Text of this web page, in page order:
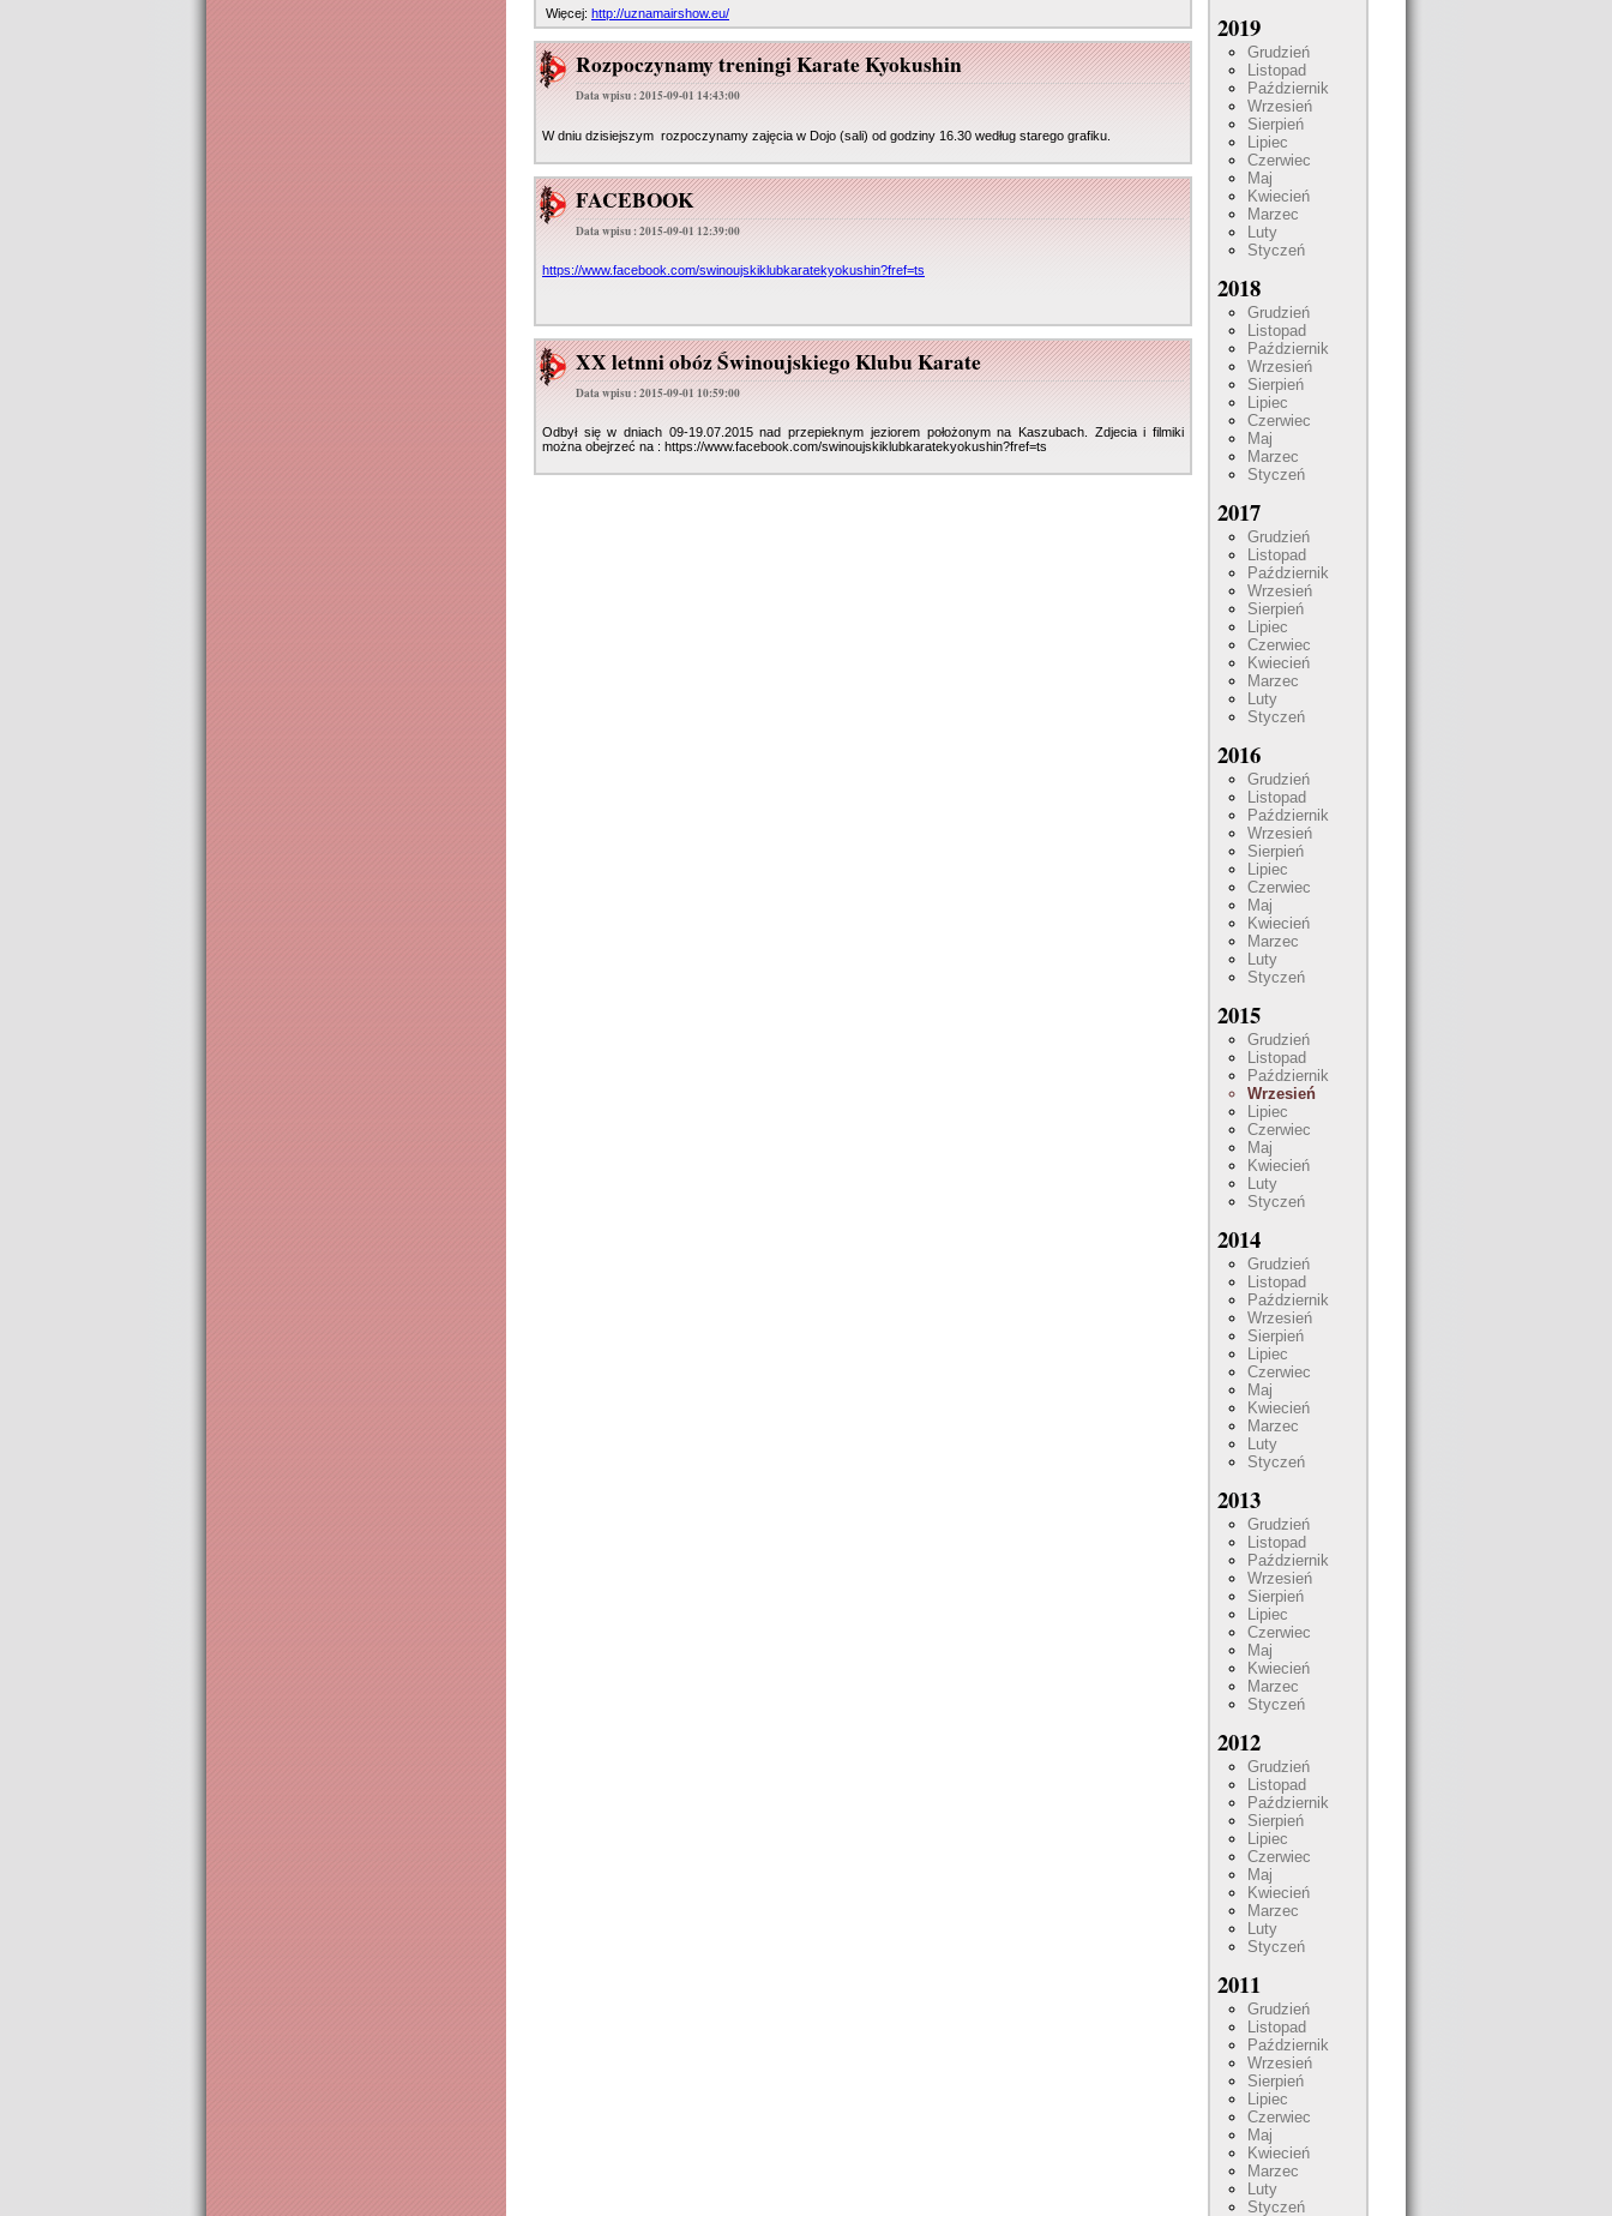
Więcej: http://uznamairshow.eu/
Rozpoczynamy treningi Karate Kyokushin
Data wpisu : 2015-09-01 14:43:00
W dniu dzisiejszym rozpoczynamy zajęcia w Dojo (sali) od godziny 16.30 według starego grafiku.
FACEBOOK
Data wpisu : 2015-09-01 12:39:00
https://www.facebook.com/swinoujskiklubkaratekyokushin?fref=ts
XX letnni obóz Świnoujskiego Klubu Karate
Data wpisu : 2015-09-01 10:59:00
Odbył się w dniach 09-19.07.2015 nad przepieknym jeziorem położonym na Kaszubach. Zdjecia i filmiki
można obejrzeć na : https://www.facebook.com/swinoujskiklubkaratekyokushin?fref=ts
2019
Grudzień
Listopad
Październik
Wrzesień
Sierpień
Lipiec
Czerwiec
Maj
Kwiecień
Marzec
Luty
Styczeń
2018
Grudzień
Listopad
Październik
Wrzesień
Sierpień
Lipiec
Czerwiec
Maj
Marzec
Styczeń
2017
Grudzień
Listopad
Październik
Wrzesień
Sierpień
Lipiec
Czerwiec
Kwiecień
Marzec
Luty
Styczeń
2016
Grudzień
Listopad
Październik
Wrzesień
Sierpień
Lipiec
Czerwiec
Maj
Kwiecień
Marzec
Luty
Styczeń
2015
Grudzień
Listopad
Październik
Wrzesień
Lipiec
Czerwiec
Maj
Kwiecień
Luty
Styczeń
2014
Grudzień
Listopad
Październik
Wrzesień
Sierpień
Lipiec
Czerwiec
Maj
Kwiecień
Marzec
Luty
Styczeń
2013
Grudzień
Listopad
Październik
Wrzesień
Sierpień
Lipiec
Czerwiec
Maj
Kwiecień
Marzec
Styczeń
2012
Grudzień
Listopad
Październik
Sierpień
Lipiec
Czerwiec
Maj
Kwiecień
Marzec
Luty
Styczeń
2011
Grudzień
Listopad
Październik
Wrzesień
Sierpień
Lipiec
Czerwiec
Maj
Kwiecień
Marzec
Luty
Styczeń